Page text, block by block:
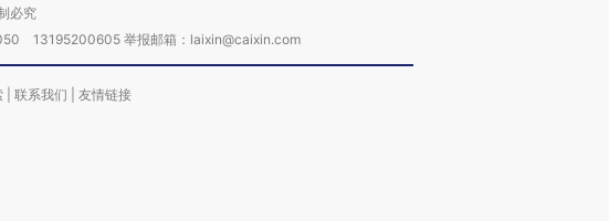
必究
13195200605 举报邮箱：laixin@caixin.com
联系我们 友情链接